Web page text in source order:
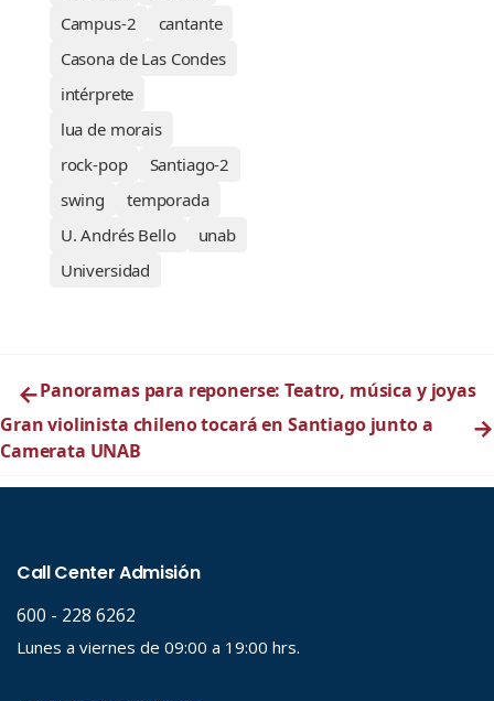
Campus-2
cantante
Casona de Las Condes
intérprete
lua de morais
rock-pop
Santiago-2
swing
temporada
U. Andrés Bello
unab
Universidad
←Panoramas para reponerse: Teatro, música y joyas
Gran violinista chileno tocará en Santiago junto a
Camerata UNAB
→